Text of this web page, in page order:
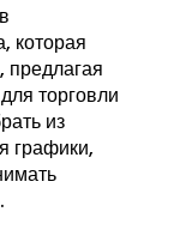
которая
предлагая
торговли
из
графики,